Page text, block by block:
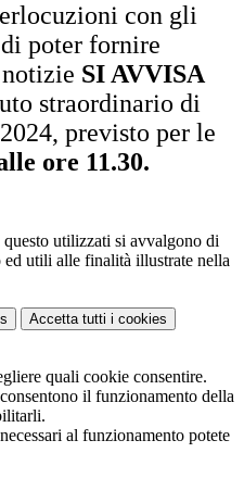
con gli
poter fornire
SI AVVISA
straordinario di
previsto per le
ore 11.30.
utilizzati si avvalgono di
ed utili alle finalità illustrate nella
Accetta tutti i cookies
quali cookie consentire.
il funzionamento della
al funzionamento potete